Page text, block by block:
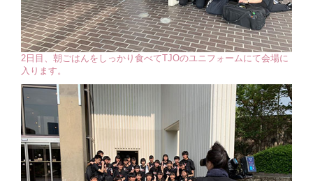
2日目、朝ごはんをしっかり食べてTJOのユニフォームにて会場に
入ります。